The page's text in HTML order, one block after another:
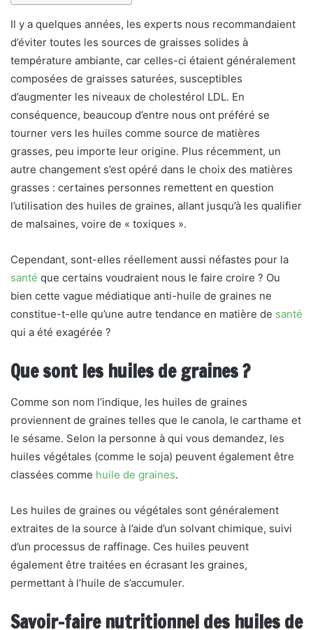
Il y a quelques années, les experts nous recommandaient
d’éviter toutes les sources de graisses solides à
température ambiante, car celles-ci étaient généralement
composées de graisses saturées, susceptibles
d’augmenter les niveaux de cholestérol LDL. En
conséquence, beaucoup d’entre nous ont préféré se
tourner vers les huiles comme source de matières
grasses, peu importe leur origine. Plus récemment, un
autre changement s’est opéré dans le choix des matières
grasses : certaines personnes remettent en question
l’utilisation des huiles de graines, allant jusqu’à les qualifier
de malsaines, voire de « toxiques ».
Cependant, sont-elles réellement aussi néfastes pour la
santé que certains voudraient nous le faire croire ? Ou
bien cette vague médiatique anti-huile de graines ne
constitue-t-elle qu’une autre tendance en matière de santé
qui a été exagérée ?
Que sont les huiles de graines ?
Comme son nom l’indique, les huiles de graines
proviennent de graines telles que le canola, le carthame et
le sésame. Selon la personne à qui vous demandez, les
huiles végétales (comme le soja) peuvent également être
classées comme huile de graines.
Les huiles de graines ou végétales sont généralement
extraites de la source à l’aide d’un solvant chimique, suivi
d’un processus de raffinage. Ces huiles peuvent
également être traitées en écrasant les graines,
permettant à l’huile de s’accumuler.
Savoir-faire nutritionnel des huiles de